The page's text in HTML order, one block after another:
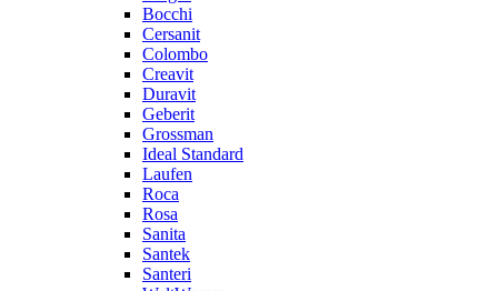
Bocchi
Cersanit
Colombo
Creavit
Duravit
Geberit
Grossman
Ideal Standard
Laufen
Roca
Rosa
Sanita
Santek
Santeri